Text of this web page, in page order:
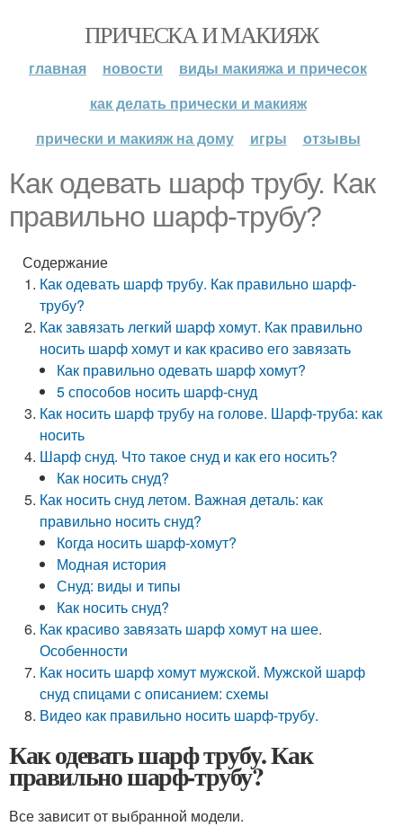
ПРИЧЕСКА И МАКИЯЖ
главная новости
виды макияжа и причесок
как делать прически и макияж
прически и макияж на дому
игры отзывы
Как одевать шарф трубу. Как
правильно шарф-трубу?
Содержание
Как одевать шарф трубу. Как правильно шарф-
трубу?
Как завязать легкий шарф хомут. Как правильно
носить шарф хомут и как красиво его завязать
Как правильно одевать шарф хомут?
5 способов носить шарф-снуд
Как носить шарф трубу на голове. Шарф-труба: как
носить
Шарф снуд. Что такое снуд и как его носить?
Как носить снуд?
Как носить снуд летом. Важная деталь: как
правильно носить снуд?
Когда носить шарф-хомут?
Модная история
Снуд: виды и типы
Как носить снуд?
Как красиво завязать шарф хомут на шее.
Особенности
Как носить шарф хомут мужской. Мужской шарф
снуд спицами с описанием: схемы
Видео как правильно носить шарф-трубу.
Как одевать шарф трубу. Как
правильно шарф-трубу?
Все зависит от выбранной модели.